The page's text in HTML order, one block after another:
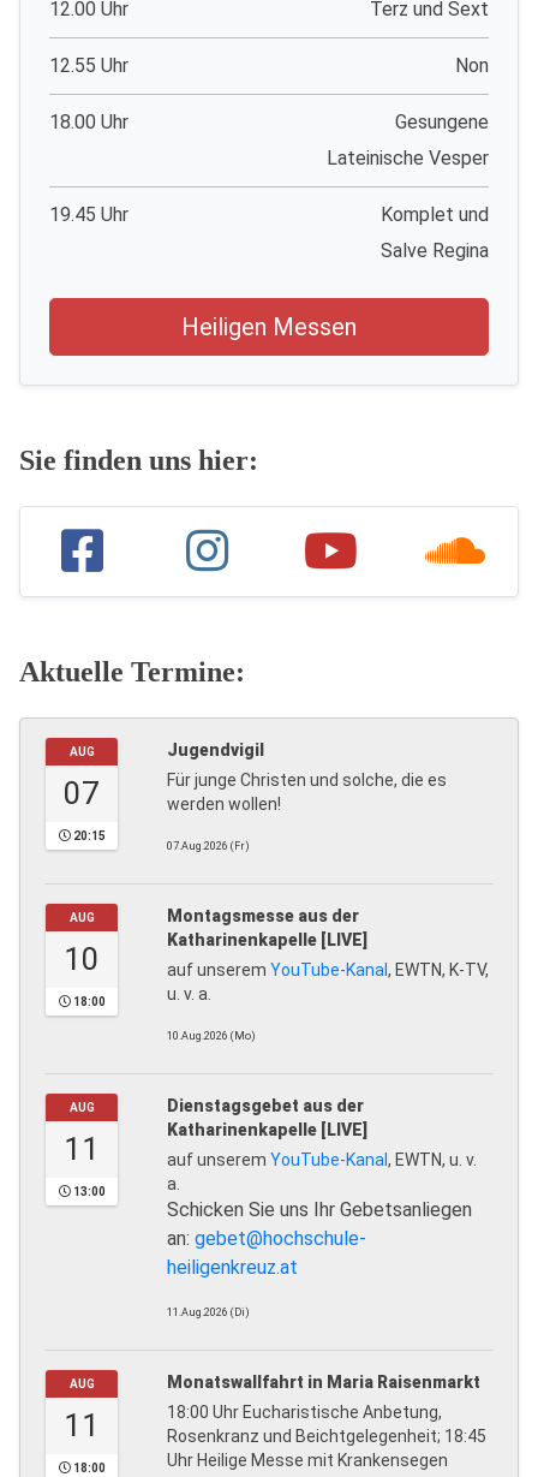
12.00 Uhr Terz und Sext
12.55 Uhr Non
18.00 Uhr
Gesungene
Lateinische Vesper
19.45 Uhr
Komplet und
Salve Regina
Heiligen Messen
Sie finden uns hier:
Aktuelle Termine:
AUG
07
20:15
Jugendvigil
Für junge Christen und solche, die es
werden wollen!
07.Aug.2026 (Fr)
AUG
10
18:00
Montagsmesse aus der
Katharinenkapelle [LIVE]
auf unserem YouTube-Kanal, EWTN, K-TV,
u. v. a.
10.Aug.2026 (Mo)
AUG
11
13:00
Dienstagsgebet aus der
Katharinenkapelle [LIVE]
auf unserem YouTube-Kanal, EWTN, u. v.
a.
Schicken Sie uns Ihr Gebetsanliegen
an: gebet@hochschule-
heiligenkreuz.at
11.Aug.2026 (Di)
AUG
11
18:00
Monatswallfahrt in Maria Raisenmarkt
18:00 Uhr Eucharistische Anbetung,
Rosenkranz und Beichtgelegenheit; 18:45
Uhr Heilige Messe mit Krankensegen